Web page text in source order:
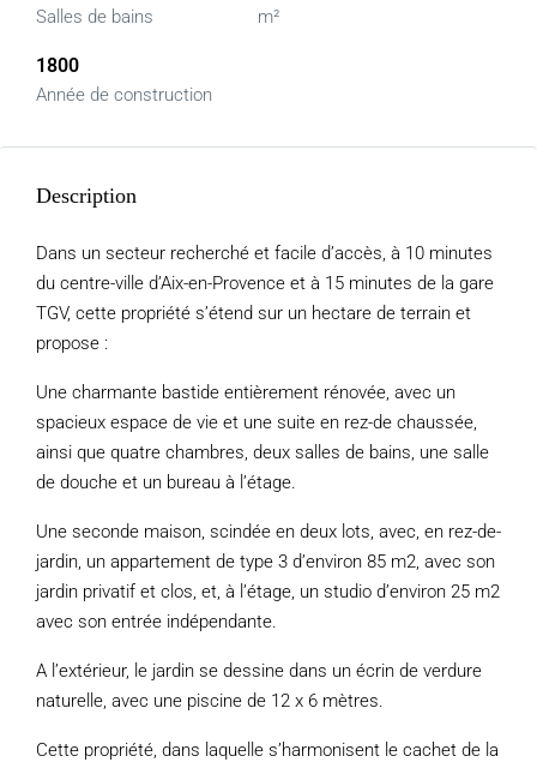
Salles de bains m²
1800
Année de construction
Description
Dans un secteur recherché et facile d’accès, à 10 minutes
du centre-ville d’Aix-en-Provence et à 15 minutes de la gare
TGV, cette propriété s’étend sur un hectare de terrain et
propose :
Une charmante bastide entièrement rénovée, avec un
spacieux espace de vie et une suite en rez-de chaussée,
ainsi que quatre chambres, deux salles de bains, une salle
de douche et un bureau à l’étage.
Une seconde maison, scindée en deux lots, avec, en rez-de-
jardin, un appartement de type 3 d’environ 85 m2, avec son
jardin privatif et clos, et, à l’étage, un studio d’environ 25 m2
avec son entrée indépendante.
A l’extérieur, le jardin se dessine dans un écrin de verdure
naturelle, avec une piscine de 12 x 6 mètres.
Cette propriété, dans laquelle s’harmonisent le cachet de la